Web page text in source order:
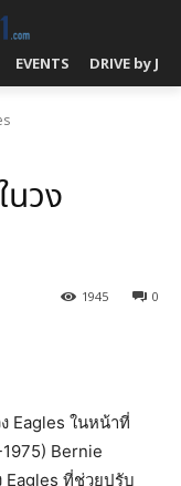
EVENTS DRIVE by
นวง
0
1945
Eagles ในหน้าที่
Bernie
ที่ช่วยปรับ